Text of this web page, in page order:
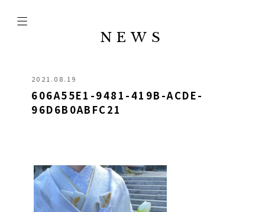
NEWS
2021.08.19
606A55E1-9481-419B-ACDE-
96D6B0ABFC21